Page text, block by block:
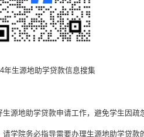
年生源地助学贷款信息搜集
源地助学贷款申请工作，避免学生因疏
学院务必指导需要办理生源地助学贷